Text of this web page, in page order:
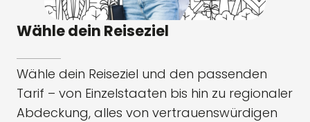
Wähle dein Reiseziel
Wähle dein Reiseziel und den passenden
Tarif – von Einzelstaaten bis hin zu regionaler
Abdeckung, alles von vertrauenswürdigen